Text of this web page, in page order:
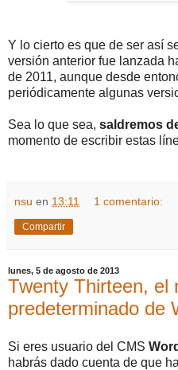
Y lo cierto es que de ser así
versión anterior fue lanzada
de 2011, aunque desde
periódicamente algunas
Sea lo que sea, saldremos
momento de escribir estas
nsu en 13:11 1 comentario:
Compartir
lunes, 5 de agosto de 2013
Twenty Thirteen, el
predeterminado de
Si eres usuario del CMS
habrás dado cuenta de que